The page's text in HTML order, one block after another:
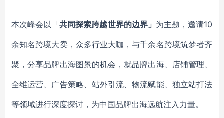
本次峰会以「共同探索跨越世界的边界」 为主题，邀请10
余知名跨境大卖，众多行业大咖，与千余名跨境筑梦者齐
聚，分享品牌出海图景的机会，就品牌出海、店铺管理、
全维运营、广告策略、站外引流、物流赋能、独立站打法
等领域进行深度探讨，为中国品牌出海远航注入力量。